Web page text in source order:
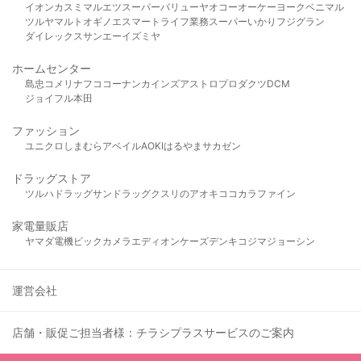
イオンカスミ マルエツスーパーバリューヤオコーオーケー ヨークベニマル
ツルヤマルト オギノ エスマート ライフ業務スーパーいかり フジグラン
ダイレックスサンエーイズミヤ
ホームセンター
島忠 コメリ ナフコ コーナンカインズアストロプロダクツDCM
ジョイフル本田
ファッション
ユニクロ しまむら アベイルAOKIはるやま サカゼン
ドラッグストア
ツルハドラッグサンドラッグクスリのアオキ ココカラファイン
家電量販店
ヤマダ電機ビックカメラ エディオンケーズデンキ コジマジョーシン
運営会社
店舗・販促ご担当者様：チラシプラスサービスのご案内